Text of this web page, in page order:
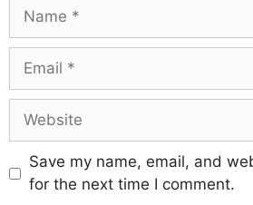
Name
Email
Website
Save my name, email, and
for the next time I comment.